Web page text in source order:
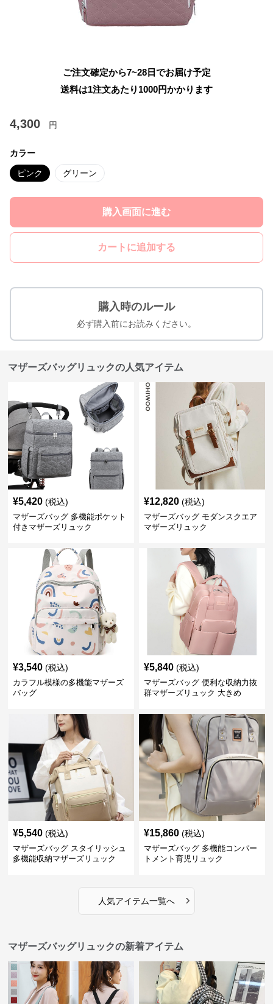
ご注文確定から7~28日でお届け予定
送料は1注文あたり 1000円かかります
4,300 円
カラー
ピンク グリーン
購入画面に進む
カートに追加する
購入時のルール
必ず購入前にお読みください。
マザーズバッグリュックの人気アイテム
¥5,420 (税込)
マザーズバッグ 多機能ポケット
付きマザーズリュック
¥12,820 (税込)
マザーズバッグ モダンスクエア
マザーズリュック
¥3,540 (税込)
カラフル模様の多機能マザーズ
バッグ
¥5,840 (税込)
マザーズバッグ 便利な収納力抜
群マザーズリュック 大きめ
¥5,540 (税込)
マザーズバッグ スタイリッシュ
多機能収納マザーズリュック
¥15,860 (税込)
マザーズバッグ 多機能コンパー
トメント育児リュック
人気アイテム一覧へ ›
マザーズバッグリュックの新着アイテム